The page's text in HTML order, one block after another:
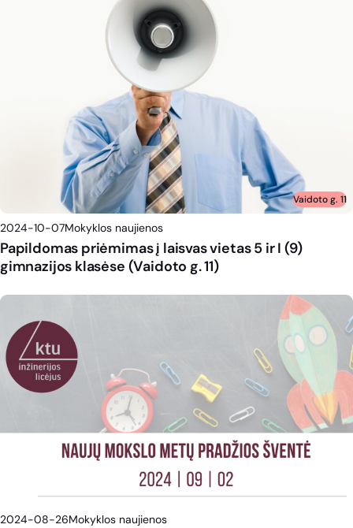
Vaidoto g. 11
2024-10-07Mokyklos naujienos
Papildomas priėmimas į laisvas vietas 5 ir I (9)
gimnazijos klasėse (Vaidoto g. 11)
2024-08-26Mokyklos naujienos